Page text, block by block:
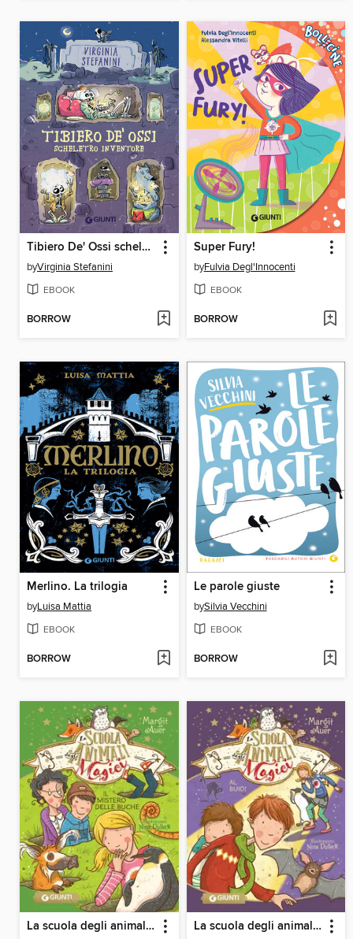
Tibiero De' Ossi scheletro inventore
byVirginia Stefanini
EBOOK
BORROW
Super Fury!
byFulvia Degl'Innocenti
EBOOK
BORROW
Merlino. La trilogia
byLuisa Mattia
EBOOK
BORROW
Le parole giuste
bySilvia Vecchini
EBOOK
BORROW
La scuola degli animali magici. Il mistero delle buche La scuola degli animali magici. Al buio!